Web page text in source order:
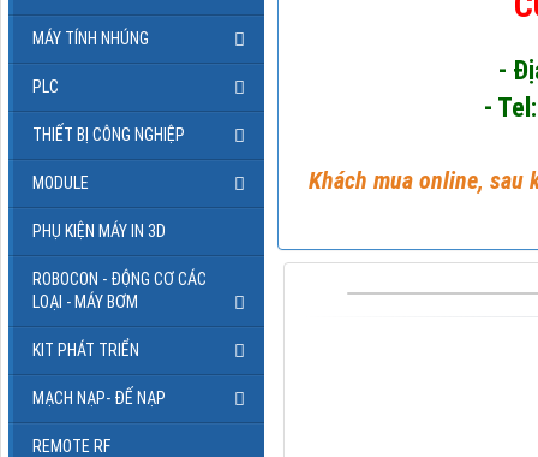
-
-
Khách mua online, sau
MÁY TÍNH NHÚNG
PLC
THIẾT BỊ CÔNG NGHIỆP
MODULE
PHỤ KIỆN MÁY IN 3D
ROBOCON - ĐỘNG CƠ CÁC
LOẠI - MÁY BƠM
KIT PHÁT TRIỂN
MẠCH NẠP- ĐẾ NẠP
REMOTE RF